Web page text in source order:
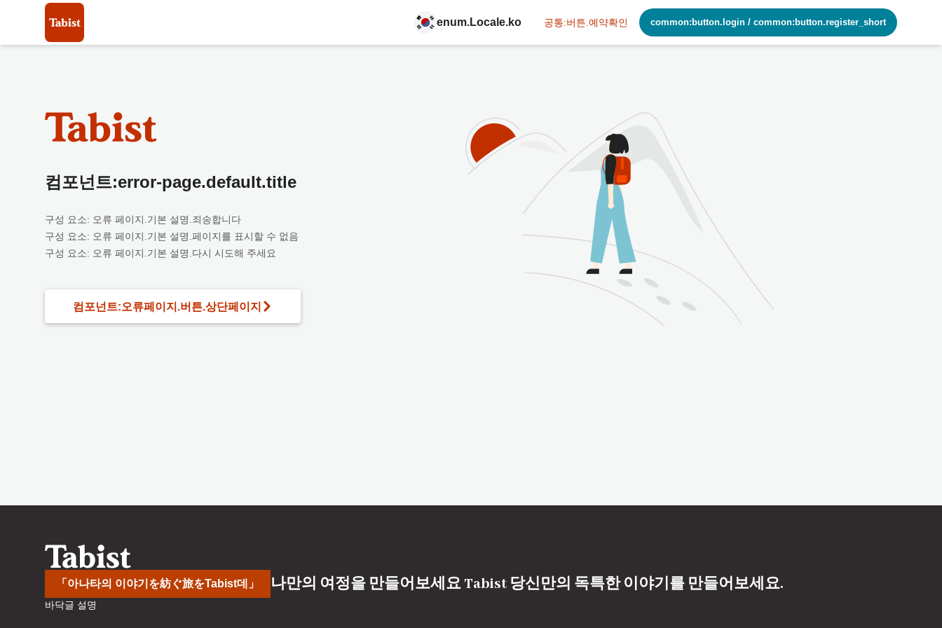
enum.Locale.ko 공통:버튼.예약확인 common:button.login / common:button.register_short
컴포넌트:error-page.default.title
구성 요소: 오류 페이지.기본 설명.죄송합니다
구성 요소: 오류 페이지.기본 설명.페이지를 표시할 수 없음
구성 요소: 오류 페이지.기본 설명.다시 시도해 주세요
컴포넌트:오류페이지.버튼.상단페이지
「아나타의 이야기を紡ぐ旅をTabist데」 나만의 여정을 만들어보세요 Tabist 당신만의 독특한 이야기를 만들어보세요.
바닥글 설명